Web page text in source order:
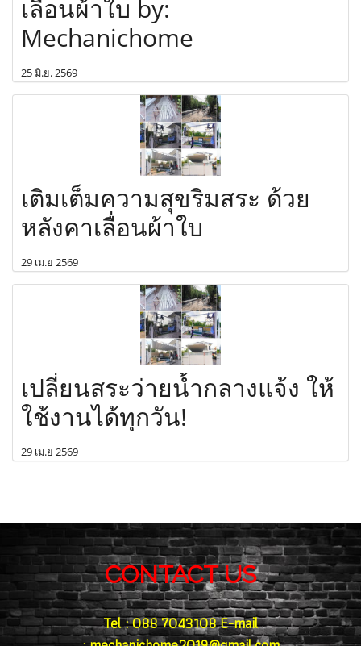
เลื่อนผ้าใบ by:
Mechanichome
25 มิ.ย. 2569
เติมเต็มความสุขริมสระ ด้วย
หลังคาเลื่อนผ้าใบ
29 เม.ย 2569
เปลี่ยนสระว่ายน้ำกลางแจ้ง ให้
ใช้งานได้ทุกวัน!
29 เม.ย 2569
CONTACT US
Tel : 088 7043108 E-mail